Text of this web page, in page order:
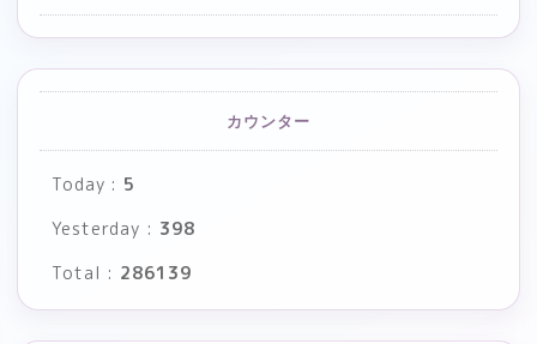
カウンター
Today : 5
Yesterday : 398
Total : 286139